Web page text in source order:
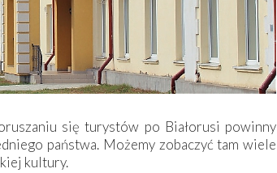
się turystów po Białorusi powinny
państwa. Możemy zobaczyć tam wiele
kultury.